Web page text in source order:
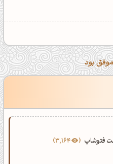
بود
فتوشاپ 3,164